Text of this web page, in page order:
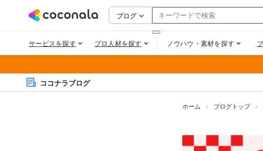
ココナラブログ
ホーム ブログトップ